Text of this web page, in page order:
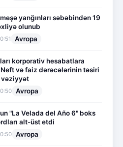
yanğınları səbəbindən 19
olunub
Avropa
korporativ hesabatlara
Neft və faiz dərəcələrinin təsiri
vəziyyət
Avropa
"La Velada del Año 6" boks
alt-üst etdi
Avropa